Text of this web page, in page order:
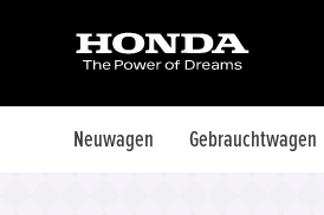
Neuwagen Gebrauchtwagen